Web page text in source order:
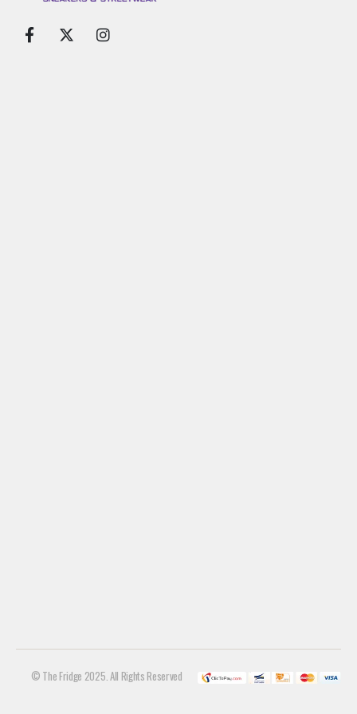
© The Fridge 2025. All Rights Reserved